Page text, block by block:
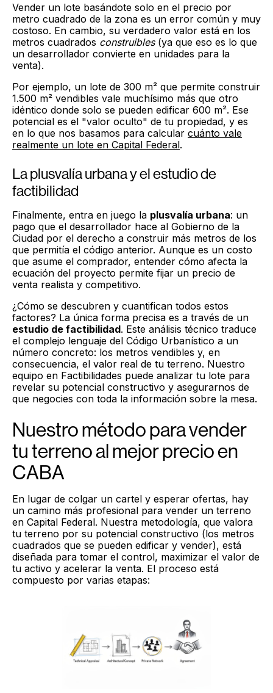
Vender un lote basándote solo en el precio por
metro cuadrado de la zona es un error común y muy
costoso. En cambio, su verdadero valor está en los
metros cuadrados construibles(ya que eso es lo que
un desarrollador convierte en unidades para la
venta).
Por ejemplo, un lote de 300 m² que permite construir
1.500 m² vendibles vale muchísimo más que otro
idéntico donde solo se pueden edificar 600 m². Ese
potencial es el "valor oculto" de tu propiedad, y es
en lo que nos basamos para calcular cuánto vale
realmente un lote en Capital Federal.
La plusvalía urbana y el estudio de
factibilidad
Finalmente, entra en juego la plusvalía urbana: un
pago que el desarrollador hace al Gobierno de la
Ciudad por el derecho a construir más metros de los
que permitía el código anterior. Aunque es un costo
que asume el comprador, entender cómo afecta la
ecuación del proyecto permite fijar un precio de
venta realista y competitivo.
¿Cómo se descubren y cuantifican todos estos
factores? La única forma precisa es a través de un
estudio de factibilidad. Este análisis técnico traduce
el complejo lenguaje del Código Urbanístico a un
número concreto: los metros vendibles y, en
consecuencia, el valor real de tu terreno. Nuestro
equipo en Factibilidades puede analizar tu lote para
revelar su potencial constructivo y asegurarnos de
que negocies con toda la información sobre la mesa.
Nuestro método para vender
tu terreno al mejor precio en
CABA
En lugar de colgar un cartel y esperar ofertas, hay
un camino más profesional para vender un terreno
en Capital Federal. Nuestra metodología, que valora
tu terreno por su potencial constructivo (los metros
cuadrados que se pueden edificar y vender), está
diseñada para tomar el control, maximizar el valor de
tu activo y acelerar la venta. El proceso está
compuesto por varias etapas: